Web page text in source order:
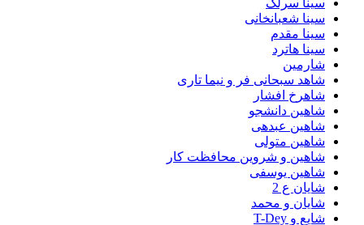
سینا شعبانخانی
سینا مقدم
سینا هاترد
شارمین
شاهد سبحانی فر و نیما تاری
شاهرخ افشار
شاهین دانشجو
شاهین عبدهی
شاهین متولی
شاهین و شروین محافظت کار
شاهین یوسفی
شایان ع 2
شایان و محمد
شایع و T-Dey